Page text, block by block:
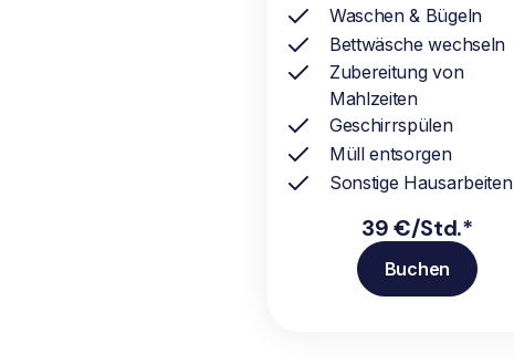
Waschen & Bügeln
Bettwäsche wechseln
Zubereitung von
Mahlzeiten
Geschirrspülen
Müll entsorgen
Sonstige Hausarbeiten
39 €/Std.*
Buchen